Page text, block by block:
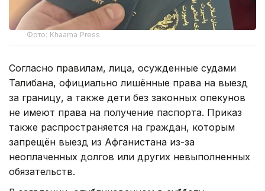
Фото: Khaama Press
Согласно правилам, лица, осужденные судами
Талибана, официально лишённые права на выезд
за границу, а также дети без законных опекунов
не имеют права на получение паспорта. Приказ
также распространяется на граждан, которым
запрещён выезд из Афганистана из-за
неоплаченных долгов или других невыполненных
обязательств.